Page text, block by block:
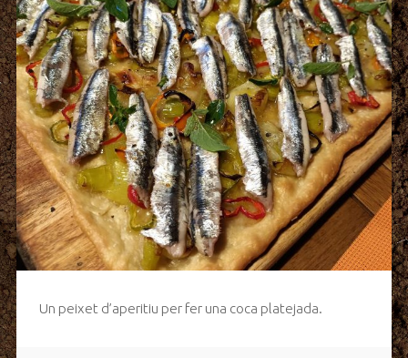
Un peixet d’aperitiu per fer una coca platejada.